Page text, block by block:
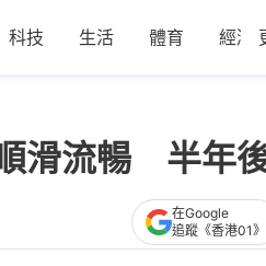
科技 生活 體育 經濟
滑流暢 半年
在Google
追蹤《香港01》